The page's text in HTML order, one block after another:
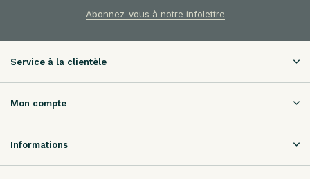
Abonnez-vous à notre infolettre
Service à la clientèle
Mon compte
Informations